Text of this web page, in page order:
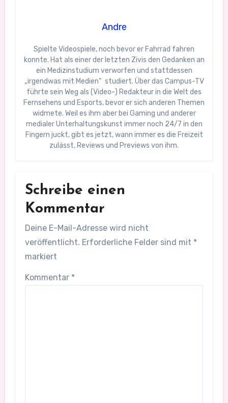
Andre
Spielte Videospiele, noch bevor er Fahrrad fahren
konnte. Hat als einer der letzten Zivis den Gedanken an
ein Medizinstudium verworfen und stattdessen
„irgendwas mit Medien“ studiert. Über das Campus-TV
führte sein Weg als (Video-) Redakteur in die Welt des
Fernsehens und Esports, bevor er sich anderen Themen
widmete. Weil es ihm aber bei Gaming und anderer
medialer Unterhaltungskunst immer noch 24/7 in den
Fingern juckt, gibt es jetzt, wann immer es die Freizeit
zulässt, Reviews und Previews von ihm.
Schreibe einen
Kommentar
Deine E-Mail-Adresse wird nicht
veröffentlicht. Erforderliche Felder sind mit *
markiert
Kommentar *